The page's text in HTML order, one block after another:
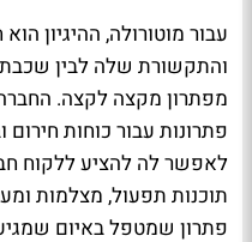
עבור מוטורולה, ההיגיון
והתקשורת שלה לבין שכבת
מפתרון מקצה לקצה.
פתרונות עבור כוחות חירום
לאפשר לה להציע ללקוח
תוכנות תפעול, מצלמות
פתרון שמטפל באיום